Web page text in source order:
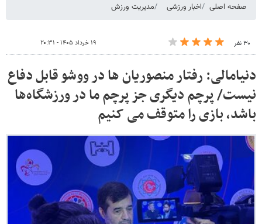
صفحه اصلی اخبار ورزشی مدیریت ورزش
۳۰ نفر ۱۹ خرداد ۱۴۰۵ - ۲۰:۳۱
دنیامالی: رفتار منصوریان ها در ووشو قابل دفاع
نیست/ پرچم دیگری جز پرچم ما در ورزشگاه‌ها
باشد، بازی را متوقف می کنیم